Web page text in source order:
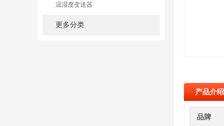
温湿度变送器
更多分类
产品介绍
品牌